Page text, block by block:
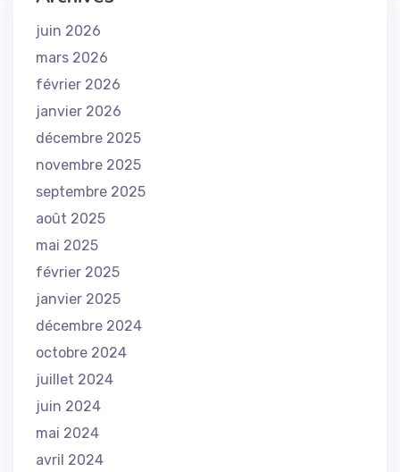
juin 2026
mars 2026
février 2026
janvier 2026
décembre 2025
novembre 2025
septembre 2025
août 2025
mai 2025
février 2025
janvier 2025
décembre 2024
octobre 2024
juillet 2024
juin 2024
mai 2024
avril 2024